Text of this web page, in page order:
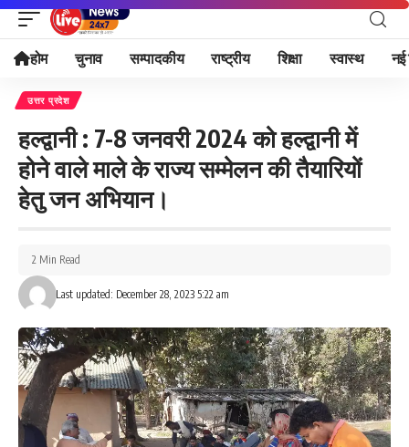
होम चुनाव सम्पादकीय राष्ट्रीय शिक्षा स्वास्थ नई
उत्तर प्रदेश
हल्द्वानी : 7-8 जनवरी 2024 को हल्द्वानी में
होने वाले माले के राज्य सम्मेलन की तैयारियों
हेतु जन अभियान।
Last updated: December 28, 2023 5:22 am
2 Min Read